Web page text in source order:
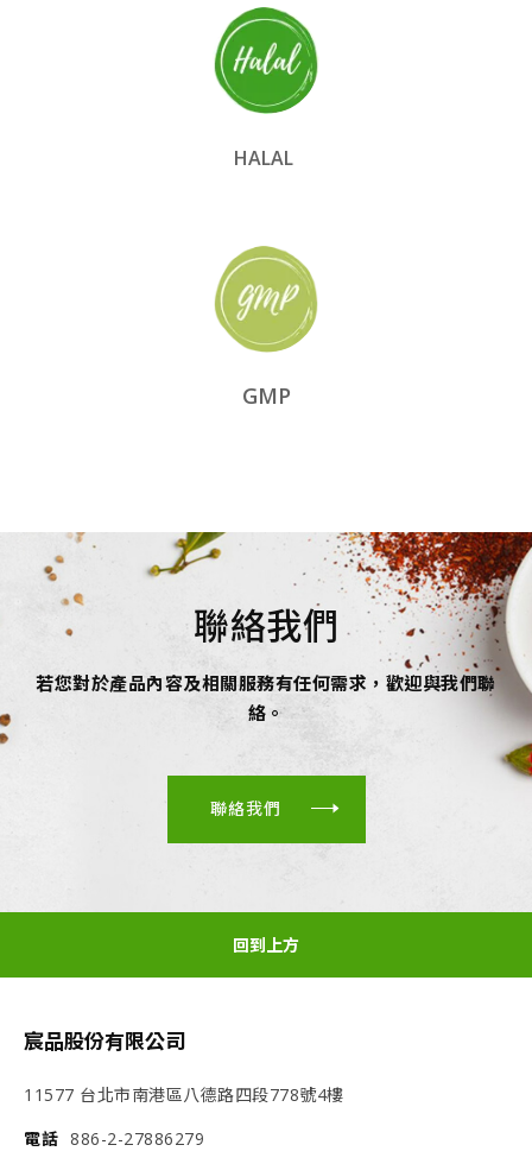
HALAL
GMP
聯絡我們
若您對於產品內容及相關服務有任何需求，歡迎與我們聯
絡。
聯絡我們
回到上方
宸品股份有限公司
11577 台北市南港區八德路四段778號4樓
電話 886-2-27886279